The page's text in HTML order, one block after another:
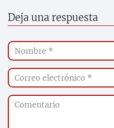
Deja una respuesta